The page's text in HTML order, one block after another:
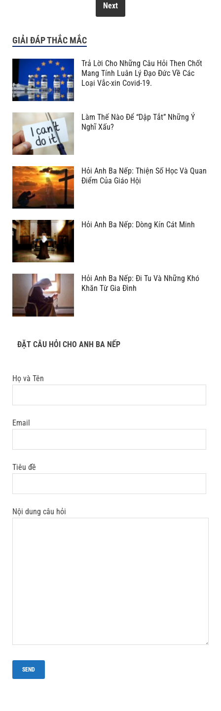
Next
GIẢI ĐÁP THẮC MẮC
Trả Lời Cho Những Câu Hỏi Then Chốt
Mang Tính Luân Lý Đạo Đức Về Các
Loại Vắc-xin Covid-19.
Làm Thế Nào Để “Dập Tắt” Những Ý
Nghĩ Xấu?
Hỏi Anh Ba Nếp: Thiện Số Học Và Quan
Điểm Của Giáo Hội
Hỏi Anh Ba Nếp: Dòng Kín Cát Minh
Hỏi Anh Ba Nếp: Đi Tu Và Những Khó
Khăn Từ Gia Đình
ĐẶT CÂU HỎI CHO ANH BA NẾP
Họ và Tên
Email
Tiêu đề
Nội dung câu hỏi